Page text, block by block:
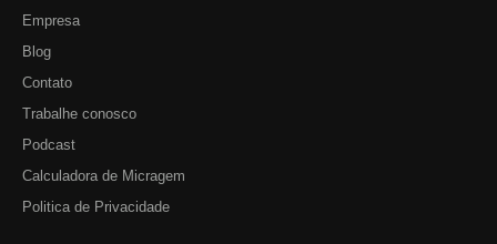
Empresa
Blog
Contato
Trabalhe conosco
Podcast
Calculadora de Micragem
Politica de Privacidade